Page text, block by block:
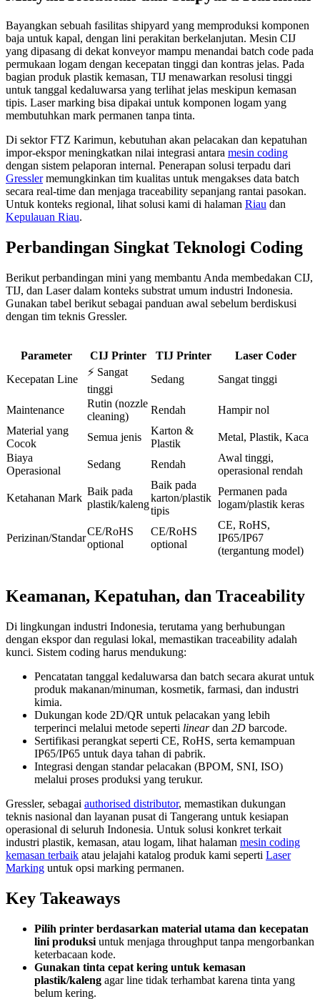
Bayangkan sebuah fasilitas shipyard yang memproduksi komponen
baja untuk kapal, dengan lini perakitan berkelanjutan. Mesin CIJ
yang dipasang di dekat konveyor mampu menandai batch code pada
permukaan logam dengan kecepatan tinggi dan kontras jelas. Pada
bagian produk plastik kemasan, TIJ menawarkan resolusi tinggi
untuk tanggal kedaluwarsa yang terlihat jelas meskipun kemasan
tipis. Laser marking bisa dipakai untuk komponen logam yang
membutuhkan mark permanen tanpa tinta.
Di sektor FTZ Karimun, kebutuhan akan pelacakan dan kepatuhan
impor-ekspor meningkatkan nilai integrasi antara mesin coding
dengan sistem pelaporan internal. Penerapan solusi terpadu dari
Gresslermemungkinkan tim kualitas untuk mengakses data batch
secara real-time dan menjaga traceability sepanjang rantai pasokan.
Untuk konteks regional, lihat solusi kami di halaman Riau dan
Kepulauan Riau.
Perbandingan Singkat Teknologi Coding
Berikut perbandingan mini yang membantu Anda membedakan CIJ,
TIJ, dan Laser dalam konteks substrat umum industri Indonesia.
Gunakan tabel berikut sebagai panduan awal sebelum berdiskusi
dengan tim teknis Gressler.
Parameter CIJ Printer TIJ Printer
Laser Coder
Kecepatan Line
⚡ Sangat
tinggi
Sedang Sangat tinggi
Maintenance
Rutin (nozzle
cleaning)
Rendah
Hampir nol
Material yang
Cocok
Semua jenis
Karton &
Plastik
Metal, Plastik, Kaca
Biaya
Operasional
Sedang Rendah
Awal tinggi,
operasional rendah
Ketahanan Mark
Baik pada
plastik/kaleng
Baik pada
karton/plastik
tipis
Permanen pada
logam/plastik keras
Perizinan/Standar
CE/RoHS
optional
CE/RoHS
optional
CE, RoHS,
IP65/IP67
(tergantung model)
Keamanan, Kepatuhan, dan Traceability
Di lingkungan industri Indonesia, terutama yang berhubungan
dengan ekspor dan regulasi lokal, memastikan traceability adalah
kunci. Sistem coding harus mendukung:
Pencatatan tanggal kedaluwarsa dan batch secara akurat untuk
produk makanan/minuman, kosmetik, farmasi, dan industri
kimia.
Dukungan kode 2D/QR untuk pelacakan yang lebih
terperinci melalui metode seperti lineardan 2D barcode.
Sertifikasi perangkat seperti CE, RoHS, serta kemampuan
IP65/IP65 untuk daya tahan di pabrik.
Integrasi dengan standar pelacakan (BPOM, SNI, ISO)
melalui proses produksi yang terukur.
Gressler, sebagai authorised distributor, memastikan dukungan
teknis nasional dan layanan pusat di Tangerang untuk kesiapan
operasional di seluruh Indonesia. Untuk solusi konkret terkait
industri plastik, kemasan, atau logam, lihat halaman mesin coding
kemasan terbaik atau jelajahi katalog produk kami seperti Laser
Marking untuk opsi marking permanen.
Key Takeaways
Pilih printer berdasarkan material utama dan kecepatan
lini produksi untuk menjaga throughput tanpa mengorbankan
keterbacaan kode.
Gunakan tinta cepat kering untuk kemasan
plastik/kaleng agar line tidak terhambat karena tinta yang
belum kering.